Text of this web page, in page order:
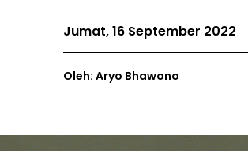
Jumat, 16 September 2022
Oleh: Aryo Bhawono